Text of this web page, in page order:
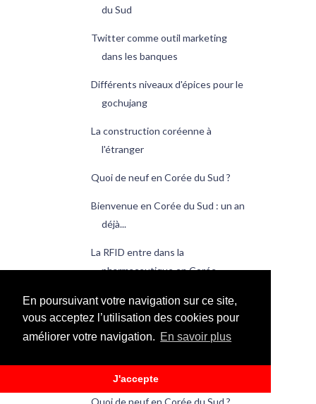
En poursuivant votre navigation sur ce site,
vous acceptez l’utilisation des cookies pour
améliorer votre navigation. En savoir plus
J'accepte
du Sud
Twitter comme outil marketing
dans les banques
Différents niveaux d'épices pour le
gochujang
La construction coréenne à
l'étranger
Quoi de neuf en Corée du Sud ?
Bienvenue en Corée du Sud : un an
déjà...
La RFID entre dans la
pharmaceutique en Corée
La Corée, un pays d'endettés
viennent du « SKY »
Les taxis coréens surveillés de près
Quoi de neuf en Corée du Sud ?